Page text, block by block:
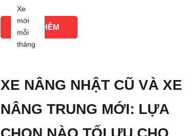
XEM THÊM
Xe
mới
mỗi
tháng
XE NÂNG NHẬT CŨ VÀ XE
NÂNG TRUNG MỚI: LỰA